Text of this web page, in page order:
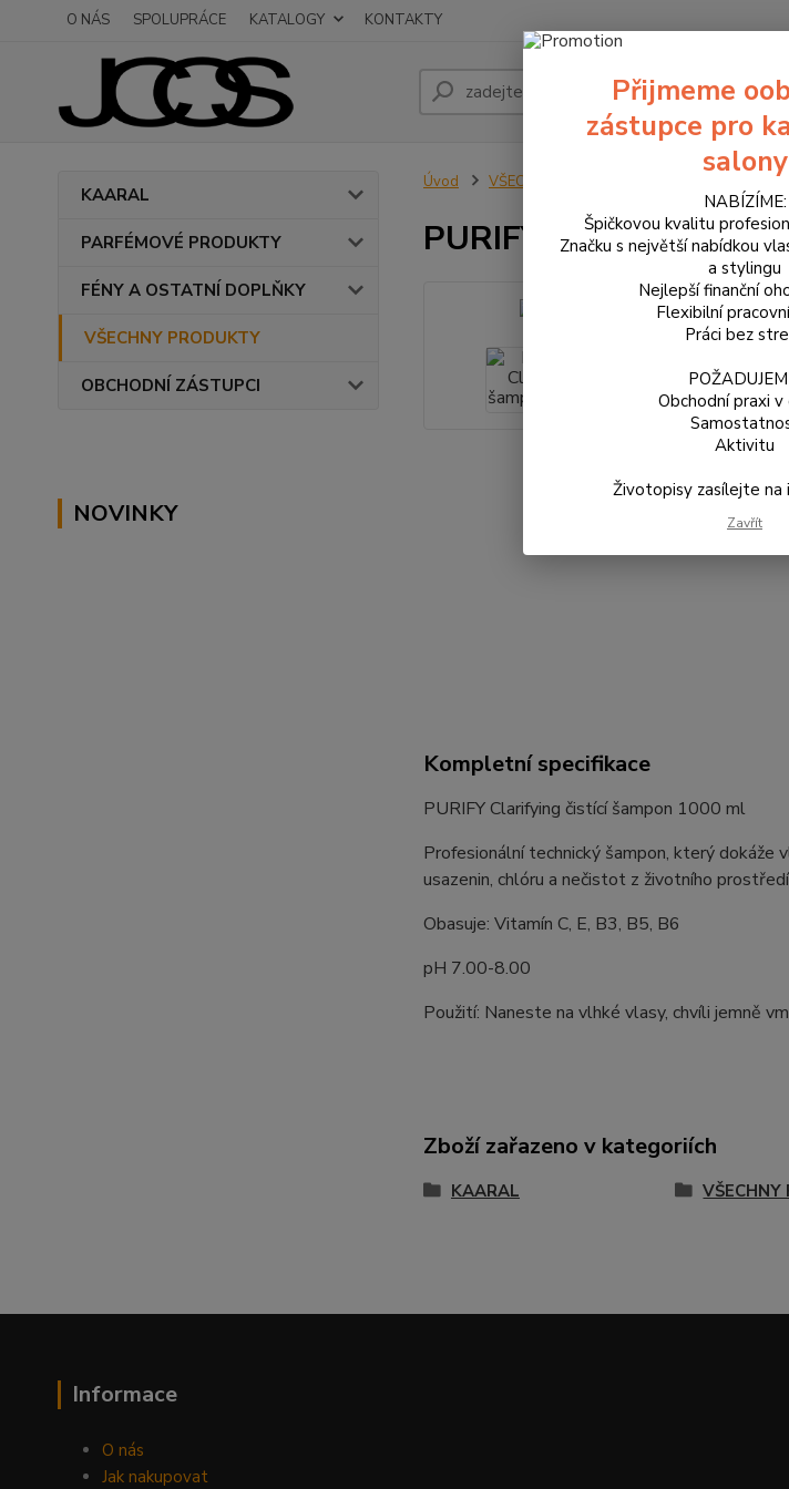
O NÁS SPOLUPRÁCE KATALOGY KONTAKTY
KAARAL
PARFÉMOVÉ PRODUKTY
FÉNY A OSTATNÍ DOPLŇKY
VŠECHNY PRODUKTY
OBCHODNÍ ZÁSTUPCI
NOVINKY
Úvod VŠECHNY PRODUKTY PURIFY
PURIFY Clarifying
Kompletní specifikace
PURIFY Clarifying čistící šampon 1000 ml
Profesionální technický šampon, který
usazenin, chlóru a nečistot z životního
Obasuje: Vitamín C, E, B3, B5, B6
pH 7.00-8.00
Použití: Naneste na vlhké vlasy, chvíli jemně
Zboží zařazeno v kategoriích
KAARAL VŠECHNY
Informace
O nás
Jak nakupovat
Přijmeme
zástupce pro
salony
NABÍZÍME:
Špičkovou kvalitu
Značku s největší nabídkou
a stylingu
Nejlepší finanční
Flexibilní
Práci bez
Obchodní praxi v
Aktivitu
Životopisy zasílejte na
Zavřít